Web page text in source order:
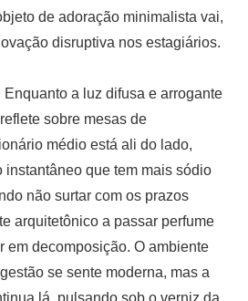
de adoração minimalista vai,
disruptiva nos estagiários.
Enquanto a luz difusa e arrogante
sobre mesas de
médio está ali do lado,
instantâneo que tem mais sódio
não surtar com os prazos
arquitetônico a passar perfume
em decomposição. O ambiente
se sente moderna, mas a